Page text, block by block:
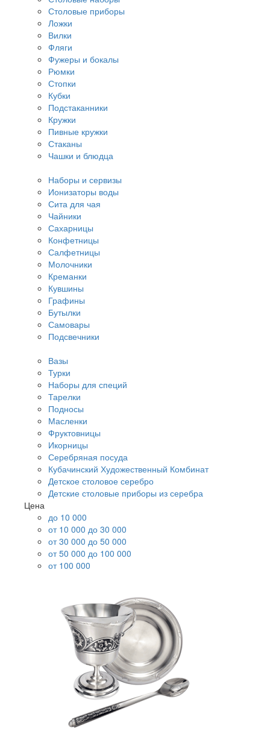
Столовые приборы
Ложки
Вилки
Фляги
Фужеры и бокалы
Рюмки
Стопки
Кубки
Подстаканники
Кружки
Пивные кружки
Стаканы
Чашки и блюдца
Наборы и сервизы
Ионизаторы воды
Сита для чая
Чайники
Сахарницы
Конфетницы
Салфетницы
Молочники
Креманки
Кувшины
Графины
Бутылки
Самовары
Подсвечники
Вазы
Турки
Наборы для специй
Тарелки
Подносы
Масленки
Фруктовницы
Икорницы
Серебряная посуда
Кубачинский Художественный Комбинат
Детское столовое серебро
Детские столовые приборы из серебра
Цена
до 10 000
от 10 000 до 30 000
от 30 000 до 50 000
от 50 000 до 100 000
от 100 000